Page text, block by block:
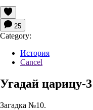
25
Category:
История
Cancel
Угадай царицу-3
Загадка №10.